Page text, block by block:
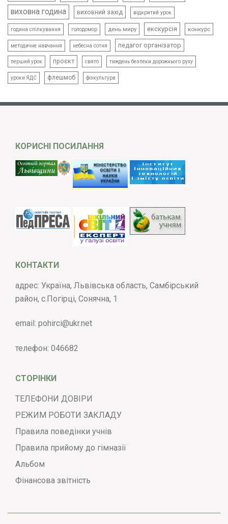
виховна година виховний захід відкритий урок
година спілкування голодомор день миру екскурсія конкурс
методичне навчання небесна сотня педагог організатор
перший урок проєкт свято тиждень безпеки дорожнього руху
уроки ЯДС флешмоб фізкультура
КОРИСНІ ПОСИЛАННЯ
КОНТАКТИ
адрес: Україна, Львівська область, Самбірський
район, с.Погірці, Сонячна, 1
email: pohirci@ukr.net
телефон: 046682
СТОРІНКИ
ТЕЛЕФОНИ ДОВІРИ
РЕЖИМ РОБОТИ ЗАКЛАДУ
Правила поведінки учнів
Правила прийому до гімназії
Альбом
Фінансова звітність